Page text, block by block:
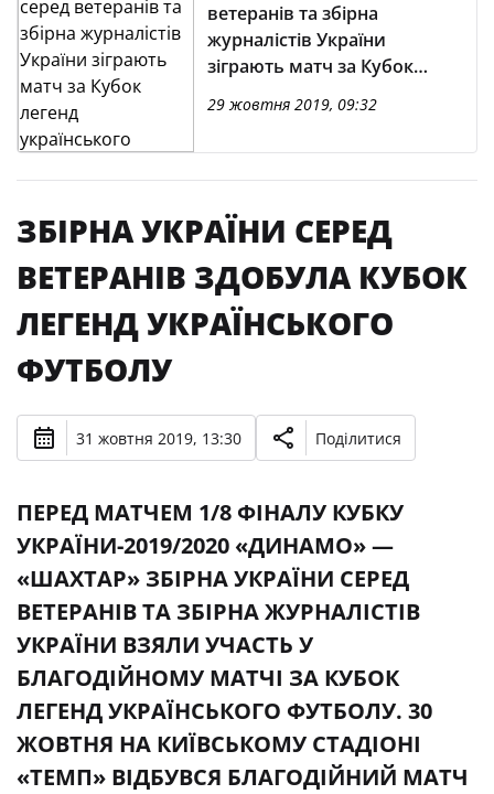
ветеранів та збірна
журналістів України
зіграють матч за Кубок
29 жовтня 2019, 09:32
ЗБІРНА УКРАЇНИ СЕРЕД
ВЕТЕРАНІВ ЗДОБУЛА КУБОК
ЛЕГЕНД УКРАЇНСЬКОГО
ФУТБОЛУ
31 жовтня 2019, 13:30 Поділитися
ПЕРЕД МАТЧЕМ 1/8 ФІНАЛУ КУБКУ
УКРАЇНИ-2019/2020 «ДИНАМО» —
«ШАХТАР» ЗБІРНА УКРАЇНИ СЕРЕД
ВЕТЕРАНІВ ТА ЗБІРНА ЖУРНАЛІСТІВ
УКРАЇНИ ВЗЯЛИ УЧАСТЬ У
БЛАГОДІЙНОМУ МАТЧІ ЗА КУБОК
ЛЕГЕНД УКРАЇНСЬКОГО ФУТБОЛУ. 30
ЖОВТНЯ НА КИЇВСЬКОМУ СТАДІОНІ
«ТЕМП» ВІДБУВСЯ БЛАГОДІЙНИЙ МАТЧ